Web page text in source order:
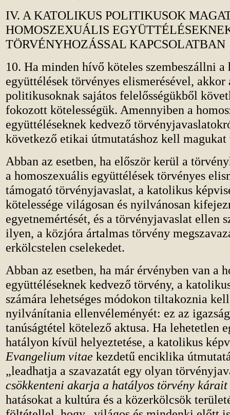
IV. A KATOLIKUS POLITIKUSOK
HOMOSZEXUÁLIS
TÖRVÉNYHOZÁSSAL KAPCSOLATBAN
10. Ha minden hívő köteles szembeszállni a
együttélések törvényes elismerésével,
politikusoknak sajátos felelősségükből
fokozott kötelességük. Amennyiben a
együttéléseknek kedvező
következő etikai útmutatáshoz kell
Abban az esetben, ha először kerül a
a homoszexuális együttélések törvényes
támogató törvényjavaslat, a katolikus
kötelessége világosan és nyilvánosan
egyetnemértését, és a törvényjavaslat ellen
ilyen, a közjóra ártalmas törvény
erkölcstelen cselekedet.
Abban az esetben, ha már érvényben van a
együttéléseknek kedvező törvény, a
számára lehetséges módokon tiltakoznia
nyilvánítania ellenvéleményét: ez az
tanúságtétel kötelező aktusa. Ha lehetetlen
hatályon kívül helyeztetése, a katolikus
Evangelium vitae kezdetű enciklika
„leadhatja a szavazatát egy olyan
csökkenteni akarja a hatályos törvény kárait
hatásokat a kultúra és a közerkölcsök